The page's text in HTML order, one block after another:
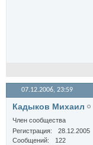
07.12.2006, 23:59
Кадыков Михаил
Член сообщества
Регистрация
28.12.2005
Сообщений
122